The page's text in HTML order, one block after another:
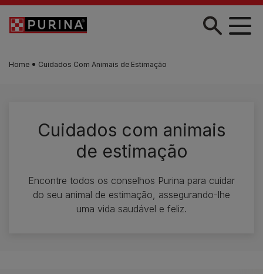
Skip to main content
Home Cuidados Com Animais de Estimação
Cuidados com animais
de estimação
Encontre todos os conselhos Purina para cuidar
do seu animal de estimação, assegurando-lhe
uma vida saudável e feliz.